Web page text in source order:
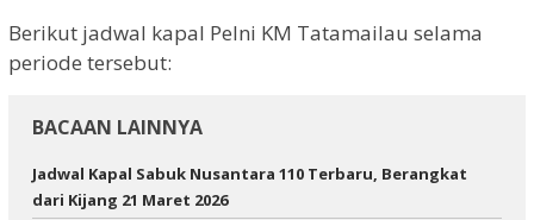
Berikut jadwal kapal Pelni KM Tatamailau selama
periode tersebut:
BACAAN LAINNYA
Jadwal Kapal Sabuk Nusantara 110 Terbaru, Berangkat
dari Kijang 21 Maret 2026